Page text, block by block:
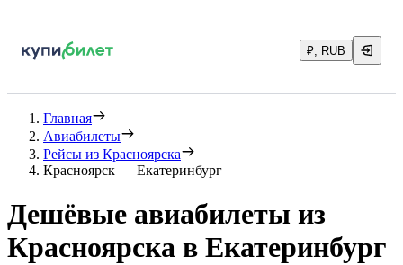
₽, RUB
Главная
Авиабилеты
Рейсы из Красноярска
Красноярск — Екатеринбург
Дешёвые авиабилеты из
Красноярска в Екатеринбург